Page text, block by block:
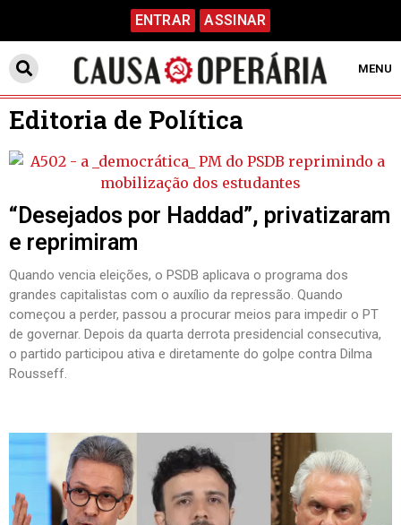
ENTRAR ASSINAR
MENU
Editoria de Política
“Desejados por Haddad”, privatizaram
e reprimiram
Quando vencia eleições, o PSDB aplicava o programa dos
grandes capitalistas com o auxílio da repressão. Quando
começou a perder, passou a procurar meios para impedir o PT
de governar. Depois da quarta derrota presidencial consecutiva,
o partido participou ativa e diretamente do golpe contra Dilma
Rousseff.